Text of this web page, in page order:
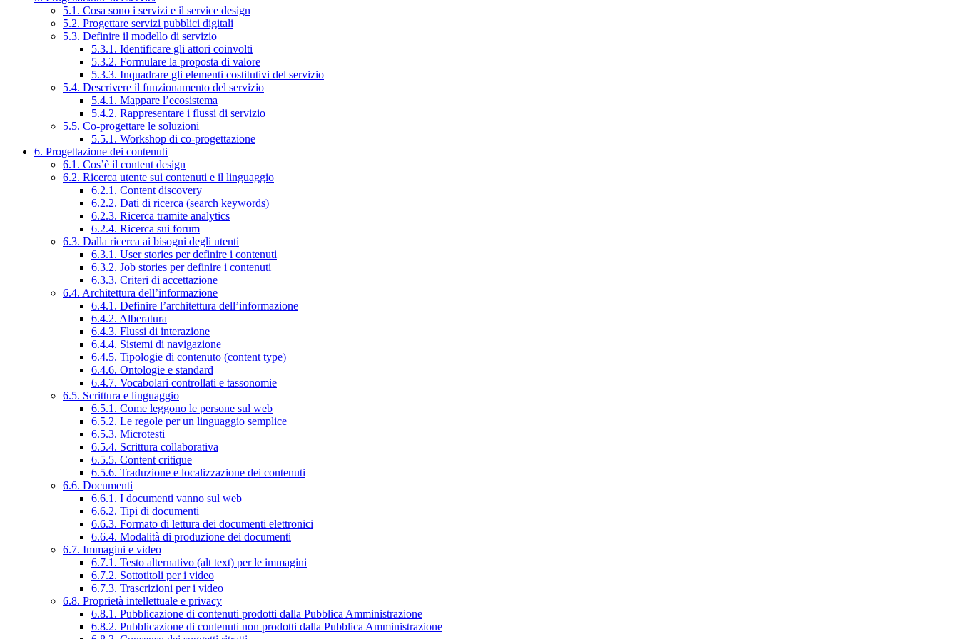
5.1. Cosa sono i servizi e il service design
5.2. Progettare servizi pubblici digitali
5.3. Definire il modello di servizio
5.3.1. Identificare gli attori coinvolti
5.3.2. Formulare la proposta di valore
5.3.3. Inquadrare gli elementi costitutivi del servizio
5.4. Descrivere il funzionamento del servizio
5.4.1. Mappare l’ecosistema
5.4.2. Rappresentare i flussi di servizio
5.5. Co-progettare le soluzioni
5.5.1. Workshop di co-progettazione
6. Progettazione dei contenuti
6.1. Cos’è il content design
6.2. Ricerca utente sui contenuti e il linguaggio
6.2.1. Content discovery
6.2.2. Dati di ricerca (search keywords)
6.2.3. Ricerca tramite analytics
6.2.4. Ricerca sui forum
6.3. Dalla ricerca ai bisogni degli utenti
6.3.1. User stories per definire i contenuti
6.3.2. Job stories per definire i contenuti
6.3.3. Criteri di accettazione
6.4. Architettura dell’informazione
6.4.1. Definire l’architettura dell’informazione
6.4.2. Alberatura
6.4.3. Flussi di interazione
6.4.4. Sistemi di navigazione
6.4.5. Tipologie di contenuto (content type)
6.4.6. Ontologie e standard
6.4.7. Vocabolari controllati e tassonomie
6.5. Scrittura e linguaggio
6.5.1. Come leggono le persone sul web
6.5.2. Le regole per un linguaggio semplice
6.5.3. Microtesti
6.5.4. Scrittura collaborativa
6.5.5. Content critique
6.5.6. Traduzione e localizzazione dei contenuti
6.6. Documenti
6.6.1. I documenti vanno sul web
6.6.2. Tipi di documenti
6.6.3. Formato di lettura dei documenti elettronici
6.6.4. Modalità di produzione dei documenti
6.7. Immagini e video
6.7.1. Testo alternativo (alt text) per le immagini
6.7.2. Sottotitoli per i video
6.7.3. Trascrizioni per i video
6.8. Proprietà intellettuale e privacy
6.8.1. Pubblicazione di contenuti prodotti dalla Pubblica Amministrazione
6.8.2. Pubblicazione di contenuti non prodotti dalla Pubblica Amministrazione